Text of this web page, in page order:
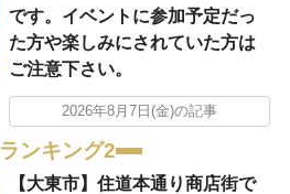
です。イベントに参加予定だっ
た方や楽しみにされていた方は
ご注意下さい。
2026年8月7日(金)の記事
ランキング2
【大東市】住道本通り商店街で